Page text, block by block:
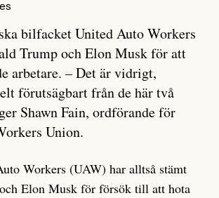
bilfacket United Auto Workers
Trump och Elon Musk för att
arbetare. – Det är vidrigt,
förutsägbart från de här två
Shawn Fain, ordförande för
Union.
Workers (UAW) har alltså stämt
Elon Musk för försök till att hota